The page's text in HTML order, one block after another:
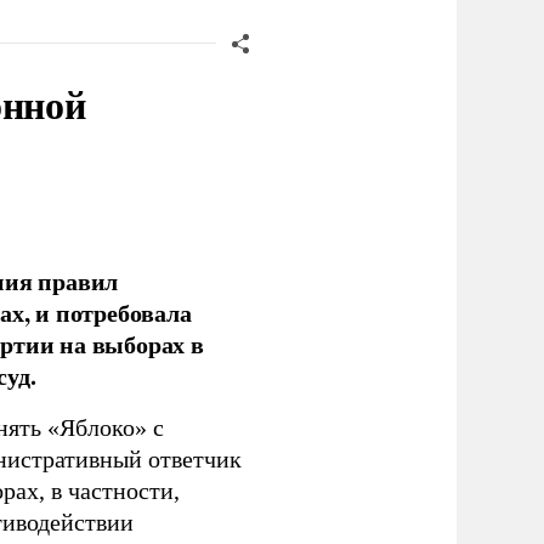
правил
и потребовала
на выборах в
«Яблоко» с
ответчик
в частности,